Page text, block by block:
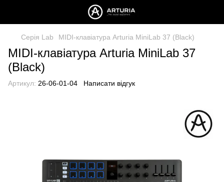
Серія Lab MIDI-клавіатура Arturia MiniLab 37 (Black)
MIDI-клавіатура Arturia MiniLab 37
(Black)
Артикул: 26-06-01-04 Написати відгук